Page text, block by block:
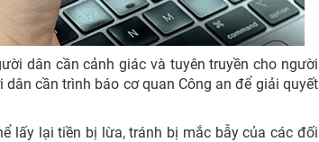
dân cần cảnh giác và tuyên truyền cho người
cần trình báo cơ quan Công an để giải quyết
lấy lại tiền bị lừa, tránh bị mắc bẫy của các đối